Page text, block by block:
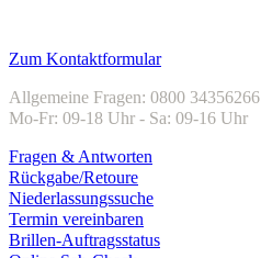
Zum Kontaktformular
Allgemeine Fragen: 0800 34356266
Mo-Fr: 09-18 Uhr - Sa: 09-16 Uhr
Fragen & Antworten
Rückgabe/Retoure
Niederlassungssuche
Termin vereinbaren
Brillen-Auftragsstatus